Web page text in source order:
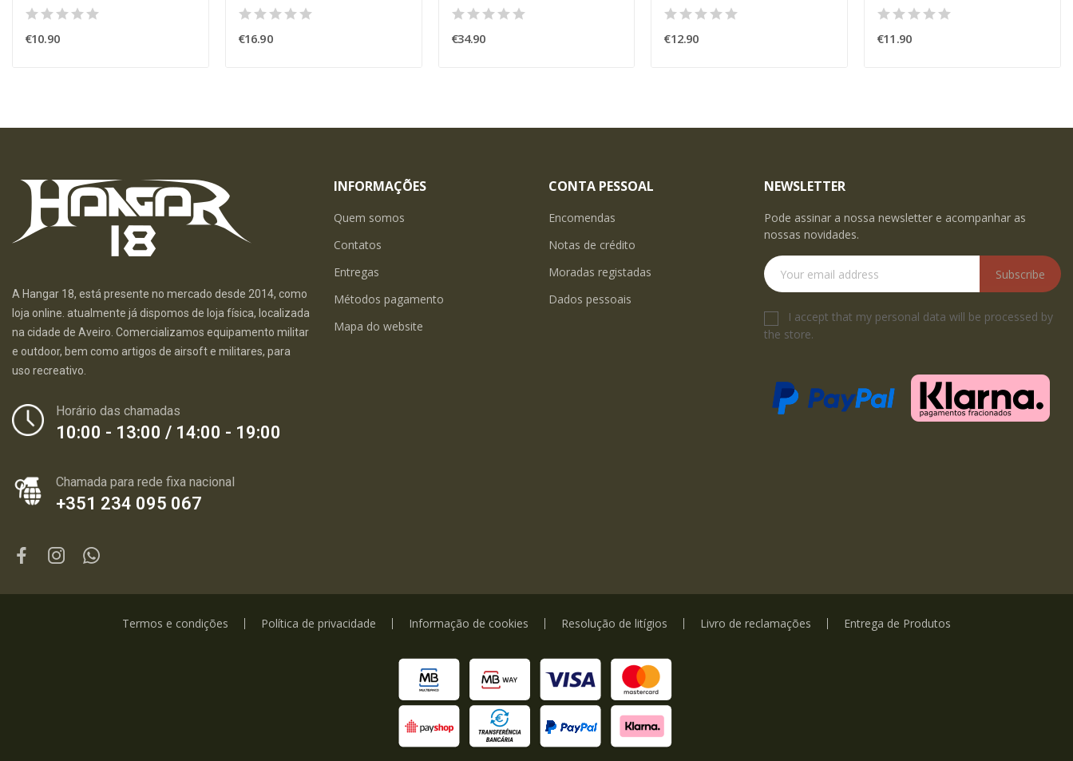
€10.90 €16.90 €34.90 €12.90 €11.90
A Hangar 18, está presente no mercado desde 2014, como
loja online. atualmente já dispomos de loja física, localizada
na cidade de Aveiro. Comercializamos equipamento militar
e outdoor, bem como artigos de airsoft e militares, para
uso recreativo.
Horário das chamadas
10:00 - 13:00 / 14:00 - 19:00
Chamada para rede fixa nacional
+351 234 095 067
INFORMAÇÕES
Quem somos
Contatos
Entregas
Métodos pagamento
Mapa do website
CONTA PESSOAL
Encomendas
Notas de crédito
Moradas registadas
Dados pessoais
NEWSLETTER
Pode assinar a nossa newsletter e acompanhar as
nossas novidades.
Subscribe
I accept that my personal data will be processed by
the store.
Termos e condições Política de privacidade Informação de cookies Resolução de litígios Livro de reclamações Entrega de Produtos